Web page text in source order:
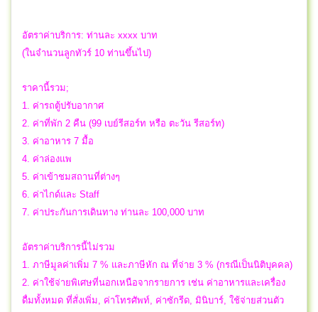
อัตราค่าบริการ: ท่านละ xxxx บาท
(ในจำนวนลูกทัวร์ 10 ท่านขึ้นไป)
ราคานี้รวม;
1. ค่ารถตู้ปรับอากาศ
2. ค่าที่พัก 2 คืน (99 เบย์รีสอร์ท หรือ ตะวัน รีสอร์ท)
3. ค่าอาหาร 7 มื้อ
4. ค่าล่องแพ
5. ค่าเข้าชมสถานที่ต่างๆ
6. ค่าไกด์และ Staff
7. ค่าประกันการเดินทาง ท่านละ 100,000 บาท
อัตราค่าบริการนี้ไม่รวม
1. ภาษีมูลค่าเพิ่ม 7 % และภาษีหัก ณ ที่จ่าย 3 % (กรณีเป็นนิติบุคคล)
2. ค่าใช้จ่ายพิเศษที่นอกเหนือจากรายการ เช่น ค่าอาหารและเครื่อง
ดื่มทั้งหมด ที่สั่งเพิ่ม, ค่าโทรศัพท์, ค่าซักรีด, มินิบาร์, ใช้จ่ายส่วนตัว